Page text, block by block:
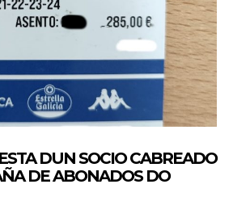
DUN SOCIO CABREADO
DE ABONADOS DO